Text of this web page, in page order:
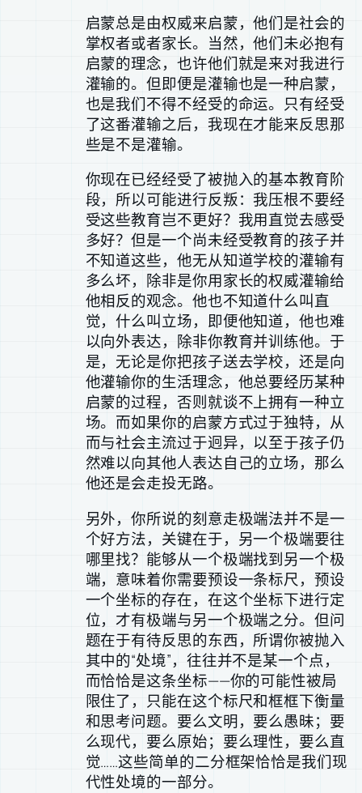
启蒙总是由权威来启蒙，他们是社会的
掌权者或者家长。当然，他们未必抱有
启蒙的理念，也许他们就是来对我进行
灌输的。但即便是灌输也是一种启蒙，
也是我们不得不经受的命运。只有经受
了这番灌输之后，我现在才能来反思那
些是不是灌输。
你现在已经经受了被抛入的基本教育阶
段，所以可能进行反叛：我压根不要经
受这些教育岂不更好？我用直觉去感受
多好？但是一个尚未经受教育的孩子并
不知道这些，他无从知道学校的灌输有
多么坏，除非是你用家长的权威灌输给
他相反的观念。他也不知道什么叫直
觉，什么叫立场，即便他知道，他也难
以向外表达，除非你教育并训练他。于
是，无论是你把孩子送去学校，还是向
他灌输你的生活理念，他总要经历某种
启蒙的过程，否则就谈不上拥有一种立
场。而如果你的启蒙方式过于独特，从
而与社会主流过于迥异，以至于孩子仍
然难以向其他人表达自己的立场，那么
他还是会走投无路。
另外，你所说的刻意走极端法并不是一
个好方法，关键在于，另一个极端要往
哪里找？能够从一个极端找到另一个极
端，意味着你需要预设一条标尺，预设
一个坐标的存在，在这个坐标下进行定
位，才有极端与另一个极端之分。但问
题在于有待反思的东西，所谓你被抛入
其中的“处境”，往往并不是某一个点，
而恰恰是这条坐标——你的可能性被局
限住了，只能在这个标尺和框框下衡量
和思考问题。要么文明，要么愚昧；要
么现代，要么原始；要么理性，要么直
觉……这些简单的二分框架恰恰是我们现
代性处境的一部分。